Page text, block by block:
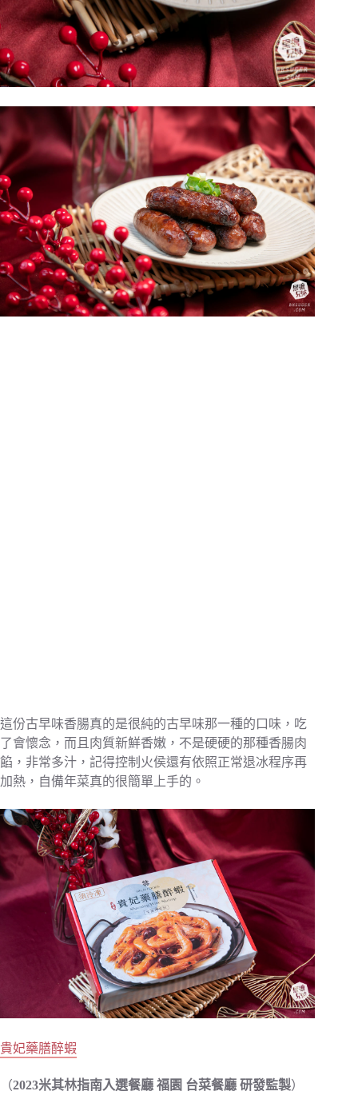
這份古早味香腸真的是很純的古早味那一種的口味，吃
了會懷念，而且肉質新鮮香嫩，不是硬硬的那種香腸肉
餡，非常多汁，記得控制火侯還有依照正常退冰程序再
加熱，自備年菜真的很簡單上手的。
貴妃藥膳醉蝦
（2023米其林指南入選餐廳 福園 台菜餐廳 研發監製）